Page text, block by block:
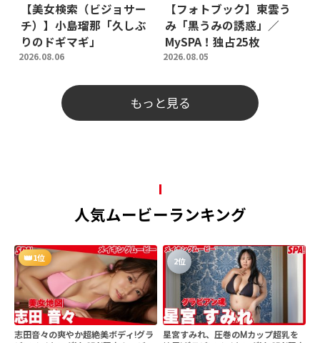
【美女検索（ビジョサー
チ）】小島瑠那「久しぶ
りのドギマギ」
2026.08.06
【フォトブック】東雲う
み「黒うみの誘惑」／
MySPA！独占25枚
2026.08.05
もっと見る
人気ムービーランキング
1位
志田音々の爽やか超絶美ボディ!グラ
2位
星宮すみれ、圧巻のMカップ超乳を